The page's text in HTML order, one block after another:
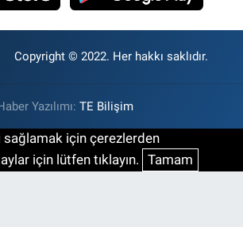
Copyright © 2022. Her hakkı saklıdır.
Yazılımı: TE Bilişim
sağlamak için çerezlerden
için lütfen tıklayın. Tamam